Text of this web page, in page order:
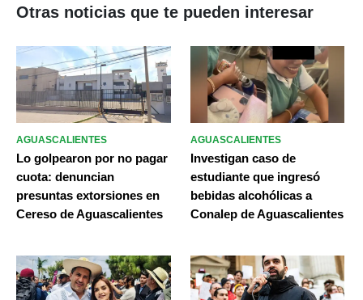
Otras noticias que te pueden interesar
AGUASCALIENTES
Lo golpearon por no pagar
cuota: denuncian
presuntas extorsiones en
Cereso de Aguascalientes
AGUASCALIENTES
Investigan caso de
estudiante que ingresó
bebidas alcohólicas a
Conalep de Aguascalientes